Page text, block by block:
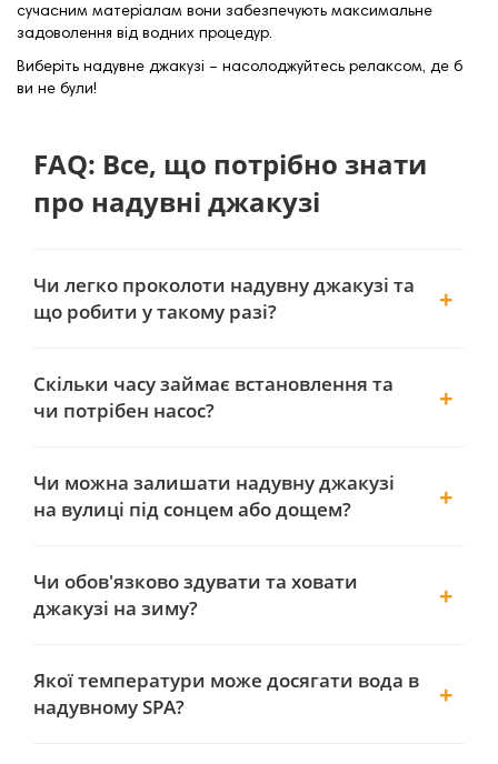
сучасним матеріалам вони забезпечують максимальне
задоволення від водних процедур.
Виберіть надувне джакузі – насолоджуйтесь релаксом, де б
ви не були!
FAQ: Все, що потрібно знати
про надувні джакузі
Чи легко проколоти надувну джакузі та
що робити у такому разі?
Скільки часу займає встановлення та
чи потрібен насос?
Чи можна залишати надувну джакузі
на вулиці під сонцем або дощем?
Чи обов'язково здувати та ховати
джакузі на зиму?
Якої температури може досягати вода в
надувному SPA?